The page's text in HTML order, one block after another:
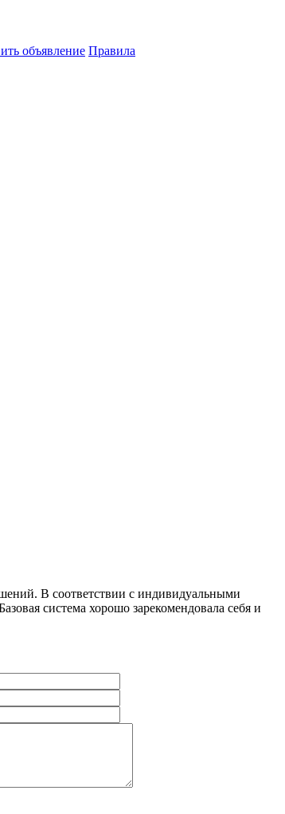
объявление Правила
В соответствии с индивидуальными
система хорошо зарекомендовала себя и